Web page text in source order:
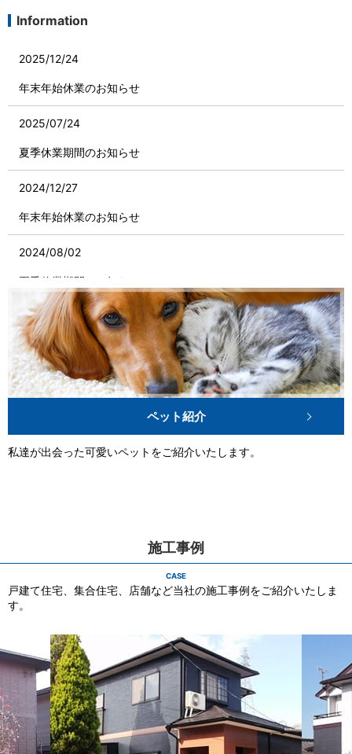
Information
2025/12/24
年末年始休業のお知らせ
2025/07/24
夏季休業期間のお知らせ
2024/12/27
年末年始休業のお知らせ
2024/08/02
夏季休業期間のお知らせ
2024/06/14
ペットの新しい仲間たち
ペット紹介
私達が出会った可愛いペットをご紹介いたします。
施工事例
CASE
戸建て住宅、集合住宅、店舗など当社の施工事例をご紹介いたしま
す。